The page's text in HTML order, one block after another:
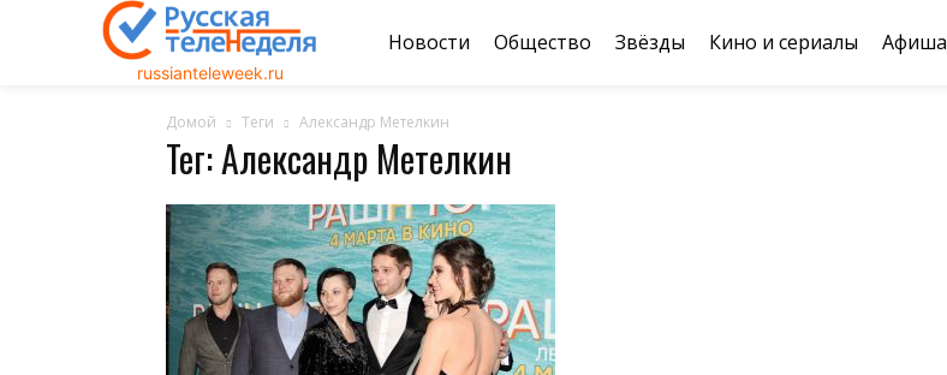
russianteleweek.ru
Новости Общество Звёзды Кино и сериалы Афиша
Домой Теги Александр Метелкин
Тег: Александр Метелкин